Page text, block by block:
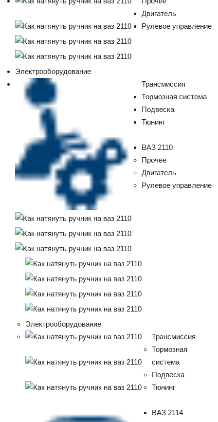
Лада
Двигатель
Рулевое управление
Электрооборудование
Трансмиссия
Тормозная система
Подвеска
Тюнинг
ВАЗ 2110
Прочее
Двигатель
Рулевое управление
Электрооборудование
Трансмиссия
Тормозная
система
Подвеска
Тюнинг
ВАЗ 2114